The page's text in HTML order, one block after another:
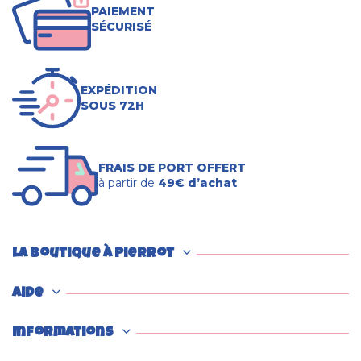
PAIEMENT
SÉCURISÉ
EXPÉDITION
SOUS 72H
FRAIS DE PORT OFFERT
à partir de 49€ d’achat
La boutique à Pierrot
Aide
Informations